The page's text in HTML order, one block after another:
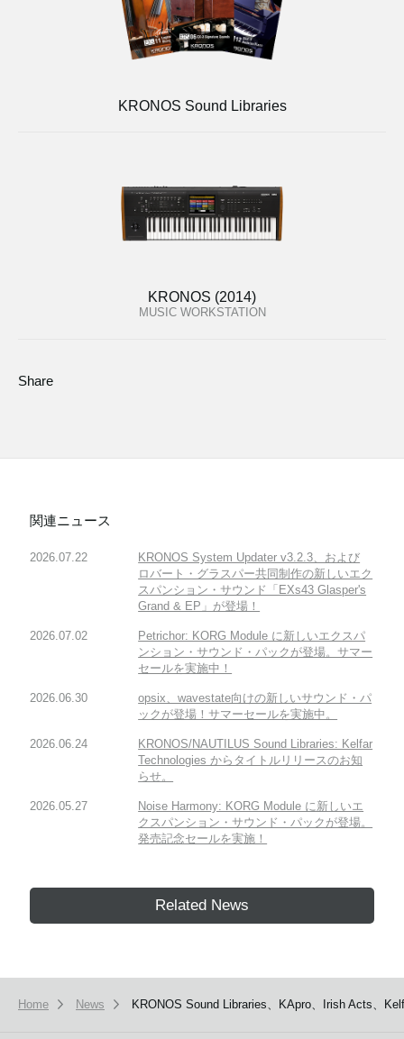
KRONOS Sound Libraries
KRONOS (2014)
MUSIC WORKSTATION
Share
関連ニュース
2026.07.22
KRONOS System Updater v3.2.3、および
ロバート・グラスパー共同制作の新しいエク
スパンション・サウンド「EXs43 Glasper's
Grand & EP」が登場！
2026.07.02
Petrichor: KORG Module に新しいエクスパ
ンション・サウンド・パックが登場。サマー
セールを実施中！
2026.06.30
opsix、wavestate向けの新しいサウンド・パ
ックが登場！サマーセールを実施中。
2026.06.24
KRONOS/NAUTILUS Sound Libraries: Kelfar
Technologies からタイトルリリースのお知
らせ。
2026.05.27
Noise Harmony: KORG Module に新しいエ
クスパンション・サウンド・パックが登場。
発売記念セールを実施！
Related News
Home News KRONOS Sound Libraries、KApro、Irish Acts、